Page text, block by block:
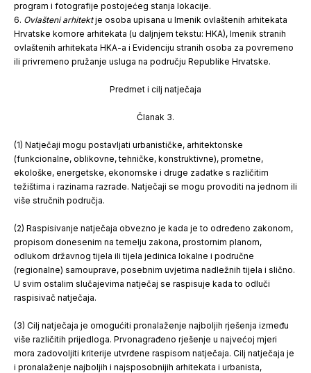
program i fotografije postojećeg stanja lokacije.
6. Ovlašteni arhitektje osoba upisana u Imenik ovlaštenih arhitekata
Hrvatske komore arhitekata (u daljnjem tekstu: HKA), Imenik stranih
ovlaštenih arhitekata HKA-a i Evidenciju stranih osoba za povremeno
ili privremeno pružanje usluga na području Republike Hrvatske.
Predmet i cilj natječaja
Članak 3.
(1) Natječaji mogu postavljati urbanističke, arhitektonske
(funkcionalne, oblikovne, tehničke, konstruktivne), prometne,
ekološke, energetske, ekonomske i druge zadatke s različitim
težištima i razinama razrade. Natječaji se mogu provoditi na jednom ili
više stručnih područja.
(2) Raspisivanje natječaja obvezno je kada je to određeno zakonom,
propisom donesenim na temelju zakona, prostornim planom,
odlukom državnog tijela ili tijela jedinica lokalne i područne
(regionalne) samouprave, posebnim uvjetima nadležnih tijela i slično.
U svim ostalim slučajevima natječaj se raspisuje kada to odluči
raspisivač natječaja.
(3) Cilj natječaja je omogućiti pronalaženje najboljih rješenja između
više različitih prijedloga. Prvonagrađeno rješenje u najvećoj mjeri
mora zadovoljiti kriterije utvrđene raspisom natječaja. Cilj natječaja je
i pronalaženje najboljih i najsposobnijih arhitekata i urbanista,